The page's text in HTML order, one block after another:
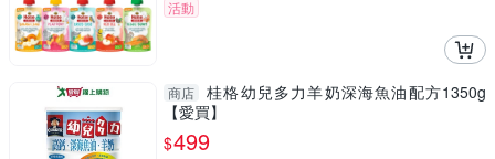
活動
商店
桂格幼兒多力羊奶深海魚油配方1350g
【愛買】
$499